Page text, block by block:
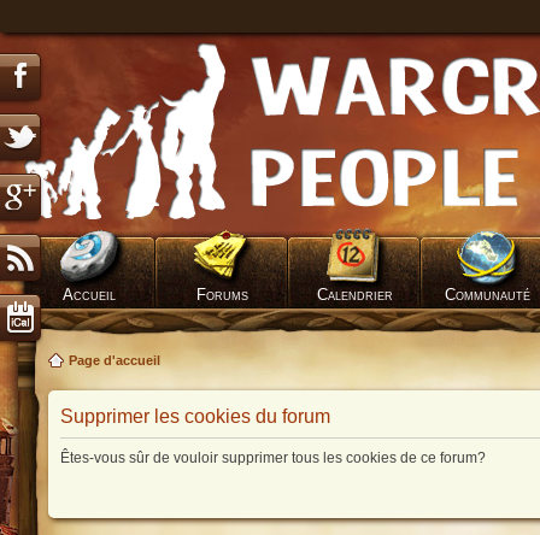
Accueil Forums Calendrier Communauté
Page d'accueil
Supprimer les cookies du forum
Êtes-vous sûr de vouloir supprimer tous les cookies de ce forum?